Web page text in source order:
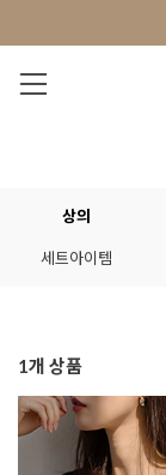
상의
세트아이템
1개 상품